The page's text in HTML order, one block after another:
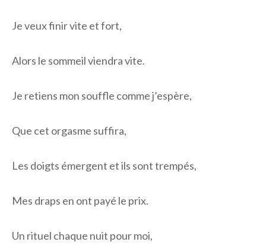
Je veux finir vite et fort,
Alors le sommeil viendra vite.
Je retiens mon souffle comme j’espère,
Que cet orgasme suffira,
Les doigts émergent et ils sont trempés,
Mes draps en ont payé le prix.
Un rituel chaque nuit pour moi,